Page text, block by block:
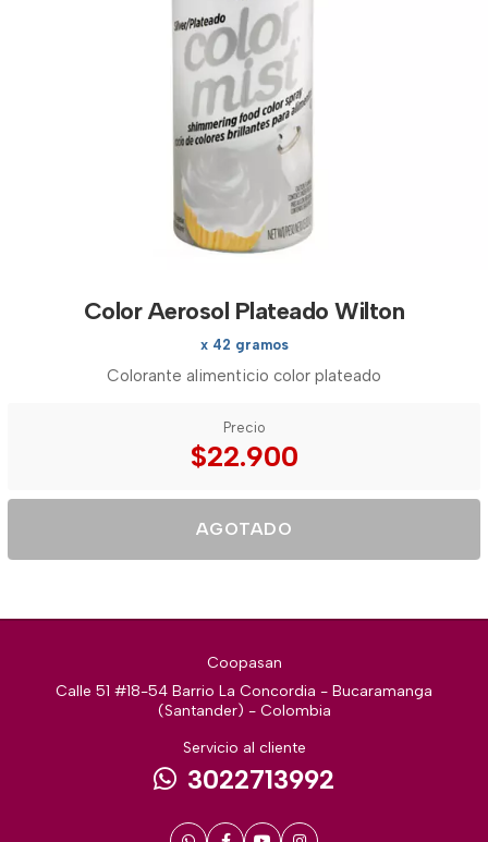
Color Aerosol Plateado Wilton
x 42 gramos
Colorante alimenticio color plateado
Precio
$22.900
AGOTADO
Coopasan
Calle 51 #18-54 Barrio La Concordia - Bucaramanga
(Santander) - Colombia
Servicio al cliente
3022713992